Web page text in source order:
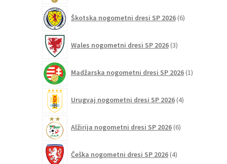
Škotska nogometni dresi SP 2026 6izdelkov
Wales nogometni dresi SP 2026 3izdelki
Madžarska nogometni dresi SP 2026 1izdelek
Urugvaj nogometni dresi SP 2026 4izdelki
Alžirija nogometni dresi SP 2026 6izdelkov
Češka nogometni dresi SP 2026 4izdelki